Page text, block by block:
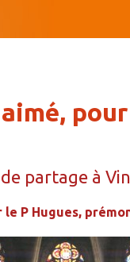
partage à
le P Hugues,